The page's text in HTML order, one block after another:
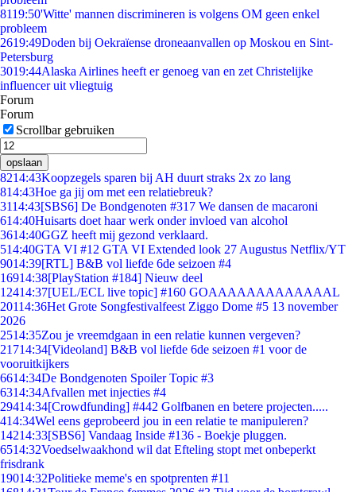
8119:50'Witte' mannen discrimineren is volgens OM geen enkel
probleem
2619:49Doden bij Oekraïense droneaanvallen op Moskou en Sint-
Petersburg
3019:44Alaska Airlines heeft er genoeg van en zet Christelijke
influencer uit vliegtuig
Forum
Forum
Scrollbar gebruiken
opslaan
8214:43Koopzegels sparen bij AH duurt straks 2x zo lang
814:43Hoe ga jij om met een relatiebreuk?
3114:43[SBS6] De Bondgenoten #317 We dansen de macaroni
614:40Huisarts doet haar werk onder invloed van alcohol
3614:40GGZ heeft mij gezond verklaard.
514:40GTA VI #12 GTA VI Extended look 27 Augustus Netflix/YT
9014:39[RTL] B&B vol liefde 6de seizoen #4
16914:38[PlayStation #184] Nieuw deel
12414:37[UEL/ECL live topic] #160 GOAAAAAAAAAAAAAL
20114:36Het Grote Songfestivalfeest Ziggo Dome #5 13 november
2026
2514:35Zou je vreemdgaan in een relatie kunnen vergeven?
21714:34[Videoland] B&B vol liefde 6de seizoen #1 voor de
vooruitkijkers
6614:34De Bondgenoten Spoiler Topic #3
6314:34Afvallen met injecties #4
29414:34[Crowdfunding] #442 Golfbanen en betere projecten.....
414:34Wel eens geprobeerd jou in een relatie te manipuleren?
14214:33[SBS6] Vandaag Inside #136 - Boekje pluggen.
6514:32Voedselwaakhond wil dat Efteling stopt met onbeperkt
frisdrank
19014:32Politieke meme's en spotprenten #11